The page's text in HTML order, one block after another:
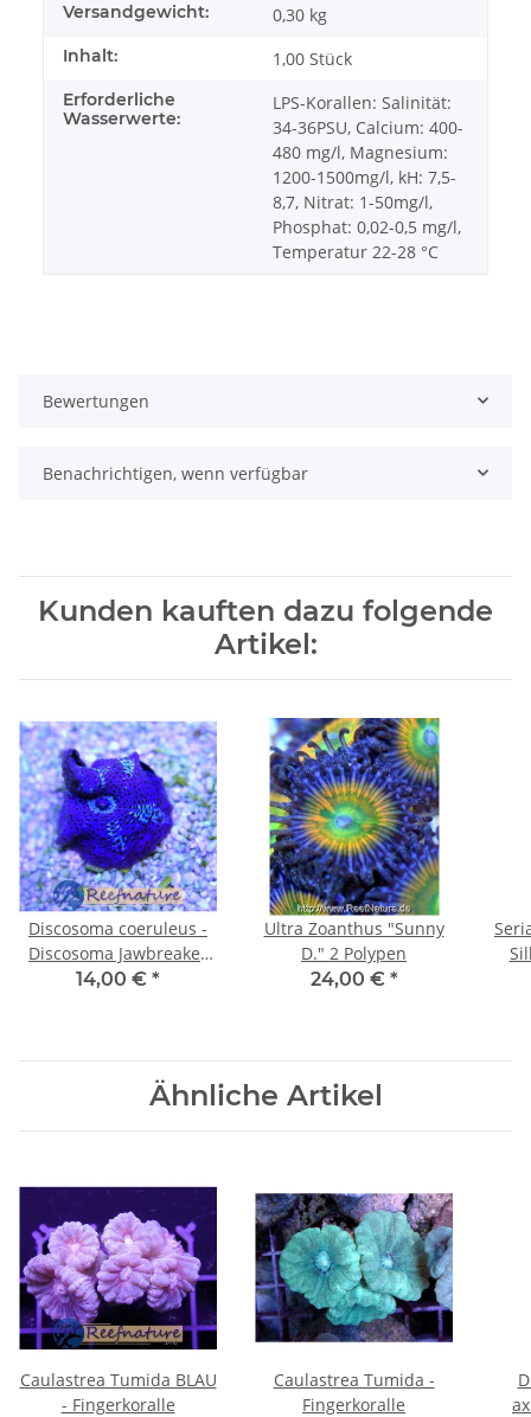
Versandgewicht: 0,30 kg
Inhalt: 1,00 Stück
Erforderliche
Wasserwerte:
LPS-Korallen: Salinität:
34-36PSU, Calcium: 400-
480 mg/l, Magnesium:
1200-1500mg/l, kH: 7,5-
8,7, Nitrat: 1-50mg/l,
Phosphat: 0,02-0,5 mg/l,
Temperatur 22-28 °C
Bewertungen
Benachrichtigen, wenn verfügbar
Kunden kauften dazu folgende
Artikel:
Discosoma coeruleus -
Discosoma Jawbreaker
"Ice -Blue Metallic"
14,00 € *
Ultra Zoanthus "Sunny
D." 2 Polypen
24,00 € *
Ähnliche Artikel
Caulastrea Tumida BLAU
- Fingerkoralle
Caulastrea Tumida -
Fingerkoralle